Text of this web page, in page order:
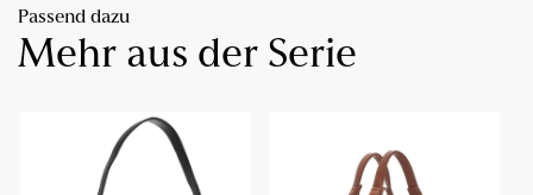
Passend dazu
Mehr aus der Serie